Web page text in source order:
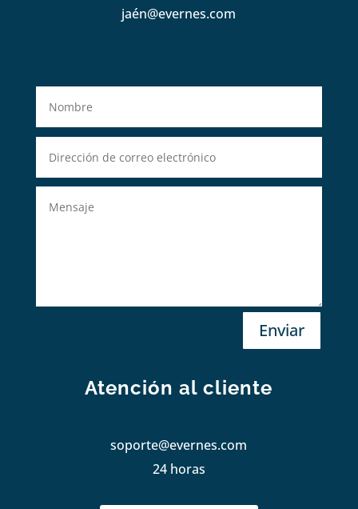
jaén@evernes.com
Enviar
Atención al cliente
soporte@evernes.com
24 horas